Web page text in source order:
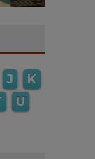
J
K
U